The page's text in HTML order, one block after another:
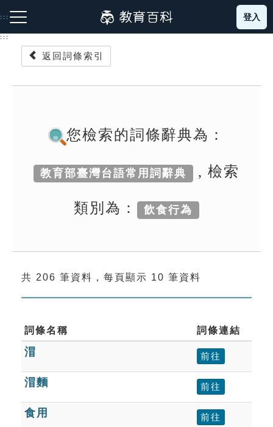
到
主
:::
成語故事
索引選單
單字索引
生命大百科索引
遊戲專區
教學應用
登入
:::
返回詞條索引
您檢索的詞條辭典為：
教育部臺灣台語常用詞辭典 , 檢索
類別為： 飲食行為
共 206 筆資料，每頁顯示 10 筆資料
詞條名稱 詞條連結
㴘 前往
㴘麵 前往
食用 前往